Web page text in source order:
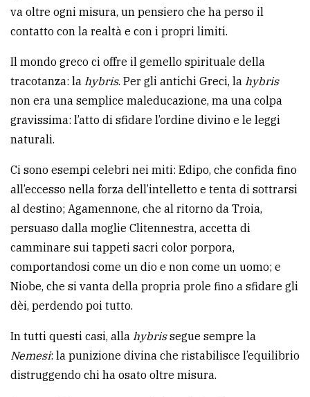
LE
TESTATE
PRIVACY
Privacy
policy
Cookie
policy
va oltre ogni misura, un pensiero che ha perso il
contatto con la realtà e con i propri limiti.
Il mondo greco ci offre il gemello spirituale della
tracotanza: la hybris. Per gli antichi Greci, la hybris
non era una semplice maleducazione, ma una colpa
gravissima: l’atto di sfidare l’ordine divino e le leggi
naturali.
Ci sono esempi celebri nei miti: Edipo, che confida fino
all’eccesso nella forza dell’intelletto e tenta di sottrarsi
al destino; Agamennone, che al ritorno da Troia,
persuaso dalla moglie Clitennestra, accetta di
camminare sui tappeti sacri color porpora,
comportandosi come un dio e non come un uomo; e
Niobe, che si vanta della propria prole fino a sfidare gli
dèi, perdendo poi tutto.
In tutti questi casi, alla hybrissegue sempre la
Nemesi: la punizione divina che ristabilisce l’equilibrio
distruggendo chi ha osato oltre misura.